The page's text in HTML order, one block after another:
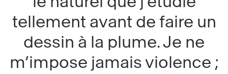
tellement avant de faire un
dessin à la plume. Je ne
m’impose jamais violence ;